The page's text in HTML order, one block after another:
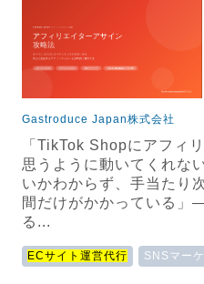
Gastroduce Japan株式会社
「TikTok Shopにアフィ
思うように動いてくれな
いかわからず、手当たり
間だけがかかっている」
る...
ECサイト運営代行 SNSマー